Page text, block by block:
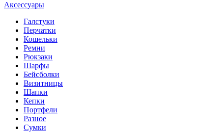
Аксессуары
Галстуки
Перчатки
Кошельки
Ремни
Рюкзаки
Шарфы
Бейсболки
Визитницы
Шапки
Кепки
Портфели
Разное
Сумки